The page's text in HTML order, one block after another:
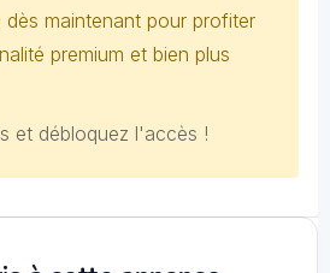
dès maintenant pour profiter
premium et bien plus
et débloquez l'accès !